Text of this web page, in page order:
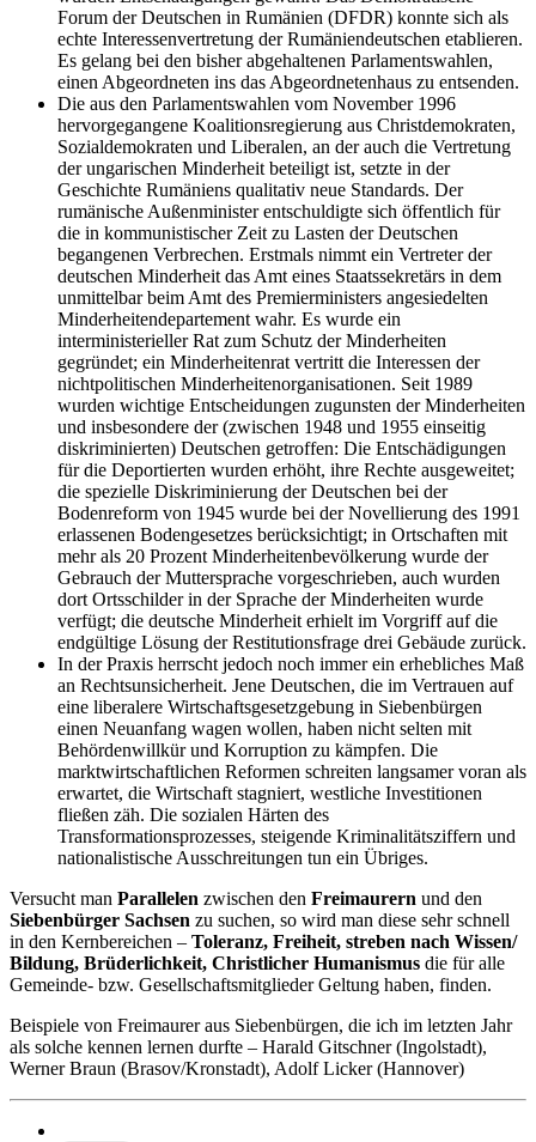
Forum der Deutschen in Rumänien (DFDR) konnte sich als
echte Interessenvertretung der Rumäniendeutschen etablieren.
Es gelang bei den bisher abgehaltenen Parlamentswahlen,
einen Abgeordneten ins das Abgeordnetenhaus zu entsenden.
Die aus den Parlamentswahlen vom November 1996
hervorgegangene Koalitionsregierung aus Christdemokraten,
Sozialdemokraten und Liberalen, an der auch die Vertretung
der ungarischen Minderheit beteiligt ist, setzte in der
Geschichte Rumäniens qualitativ neue Standards. Der
rumänische Außenminister entschuldigte sich öffentlich für
die in kommunistischer Zeit zu Lasten der Deutschen
begangenen Verbrechen. Erstmals nimmt ein Vertreter der
deutschen Minderheit das Amt eines Staatssekretärs in dem
unmittelbar beim Amt des Premierministers angesiedelten
Minderheitendepartement wahr. Es wurde ein
interministerieller Rat zum Schutz der Minderheiten
gegründet; ein Minderheitenrat vertritt die Interessen der
nichtpolitischen Minderheitenorganisationen. Seit 1989
wurden wichtige Entscheidungen zugunsten der Minderheiten
und insbesondere der (zwischen 1948 und 1955 einseitig
diskriminierten) Deutschen getroffen: Die Entschädigungen
für die Deportierten wurden erhöht, ihre Rechte ausgeweitet;
die spezielle Diskriminierung der Deutschen bei der
Bodenreform von 1945 wurde bei der Novellierung des 1991
erlassenen Bodengesetzes berücksichtigt; in Ortschaften mit
mehr als 20 Prozent Minderheitenbevölkerung wurde der
Gebrauch der Muttersprache vorgeschrieben, auch wurden
dort Ortsschilder in der Sprache der Minderheiten wurde
verfügt; die deutsche Minderheit erhielt im Vorgriff auf die
endgültige Lösung der Restitutionsfrage drei Gebäude zurück.
In der Praxis herrscht jedoch noch immer ein erhebliches Maß
an Rechtsunsicherheit. Jene Deutschen, die im Vertrauen auf
eine liberalere Wirtschaftsgesetzgebung in Siebenbürgen
einen Neuanfang wagen wollen, haben nicht selten mit
Behördenwillkür und Korruption zu kämpfen. Die
marktwirtschaftlichen Reformen schreiten langsamer voran als
erwartet, die Wirtschaft stagniert, westliche Investitionen
fließen zäh. Die sozialen Härten des
Transformationsprozesses, steigende Kriminalitätsziffern und
nationalistische Ausschreitungen tun ein Übriges.
Versucht man Parallelen zwischen den Freimaurern und den
Siebenbürger Sachsen zu suchen, so wird man diese sehr schnell
in den Kernbereichen – Toleranz, Freiheit, streben nach Wissen/
Bildung, Brüderlichkeit, Christlicher Humanismus die für alle
Gemeinde- bzw. Gesellschaftsmitglieder Geltung haben, finden.
Beispiele von Freimaurer aus Siebenbürgen, die ich im letzten Jahr
als solche kennen lernen durfte – Harald Gitschner (Ingolstadt),
Werner Braun (Brasov/Kronstadt), Adolf Licker (Hannover)